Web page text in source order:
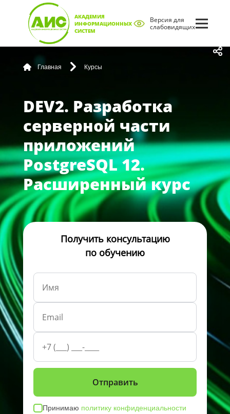
АКАДЕМИЯ
ИНФОРМАЦИОННЫХ
СИСТЕМ
Версия для
слабовидящих
Главная Курсы
DEV2. Разработка
серверной части
приложений
PostgreSQL 12.
Расширенный курс
Получить консультацию
по обучению
Принимаю политику конфиденциальности